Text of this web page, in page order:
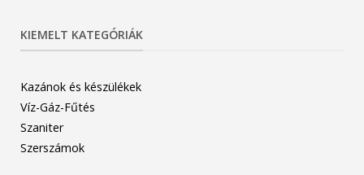
KIEMELT KATEGÓRIÁK
Kazánok és készülékek
Víz-Gáz-Fűtés
Szaniter
Szerszámok